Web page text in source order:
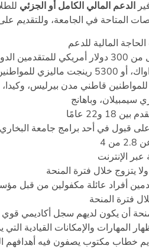
الدعم المالي الكامل أو الجزئي
قاطني مدن صباح وساراواك، أو 5300
للمواطنين قاطني مدن بيرليس، وكيدا،
خطاب مكتوب يصفون فيه أهدافهم